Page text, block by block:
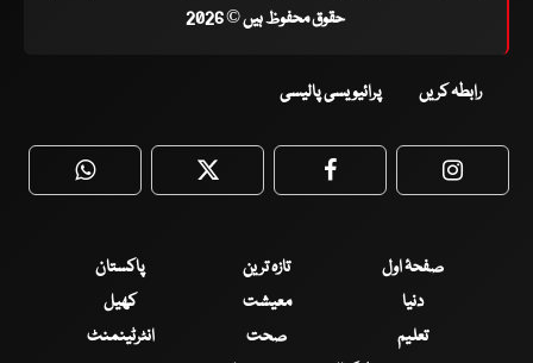
حقوق محفوظ ہیں © 2026
رابطہ کریں پرائیویسی پالیسی
WhatsApp Twitter Facebook
صفحۂ اول تازہ ترین
پاکستان
دنیا
معیشت
کھیل
تعلیم
صحت
انٹرٹینمنٹ